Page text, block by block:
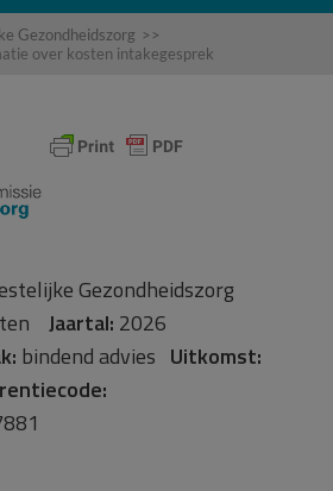
Gezondheidszorg >>
over kosten intakegesprek
Gezondheidszorg
Jaartal: 2026
bindend advies Uitkomst: